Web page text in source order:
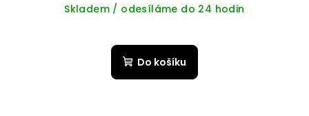
Skladem / odesíláme do 24 hodin
Do košíku